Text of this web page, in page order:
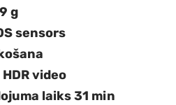
g
sensors
video
laiks 31 min